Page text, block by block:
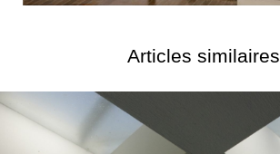
Articles similaires